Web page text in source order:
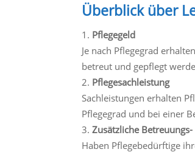
Überblick über
Pflegegeld
Je nach Pflegegrad
betreut und gepflegt
Pflegesachleistung
Sachleistungen erhalten
Pflegegrad und bei einer
Zusätzliche
Haben Pflegebedürftige